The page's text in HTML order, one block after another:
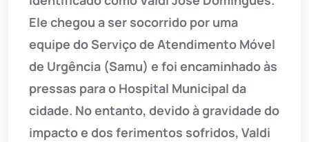
Ele chegou a ser socorrido por uma
equipe do Serviço de Atendimento Móvel
de Urgência (Samu) e foi encaminhado às
pressas para o Hospital Municipal da
cidade. No entanto, devido à gravidade do
impacto e dos ferimentos sofridos, Valdi